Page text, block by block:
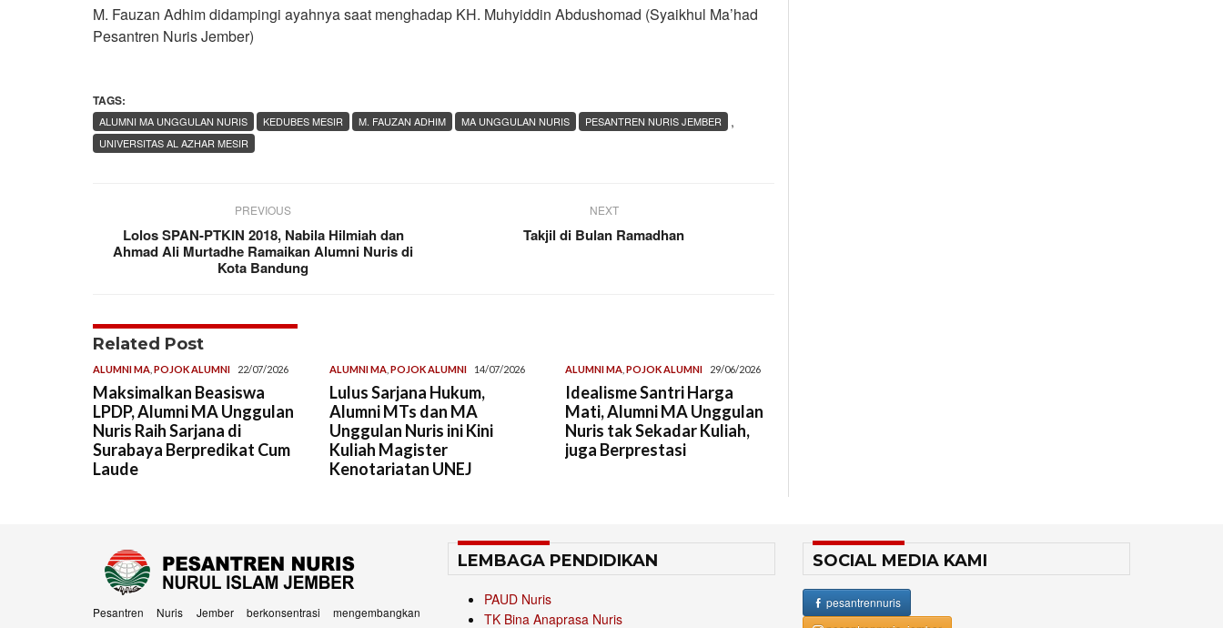
M. Fauzan Adhim didampingi ayahnya saat menghadap KH. Muhyiddin Abdushomad (Syaikhul Ma’had
Pesantren Nuris Jember)
TAGS:
,
ALUMNI MA UNGGULAN NURIS KEDUBES MESIR M. FAUZAN ADHIM MA UNGGULAN NURIS
PESANTREN NURIS JEMBER
UNIVERSITAS AL AZHAR MESIR
PREVIOUS
Lolos SPAN-PTKIN 2018, Nabila Hilmiah dan
Ahmad Ali Murtadhe Ramaikan Alumni Nuris di
Kota Bandung
NEXT
Takjil di Bulan Ramadhan
Related Post
ALUMNI MA POJOK ALUMNI 22/07/2026
Maksimalkan Beasiswa
LPDP, Alumni MA Unggulan
Nuris Raih Sarjana di
Surabaya Berpredikat Cum
Laude
ALUMNI MA, POJOK ALUMNI 14/07/2026
Lulus Sarjana Hukum,
Alumni MTs dan MA
Unggulan Nuris ini Kini
Kuliah Magister
Kenotariatan UNEJ
ALUMNI MA ,POJOK ALUMNI 29/06/2026
Idealisme Santri Harga
Mati, Alumni MA Unggulan
Nuris tak Sekadar Kuliah,
juga Berprestasi
Pesantren Nuris Jember berkonsentrasi mengembangkan
LEMBAGA PENDIDIKAN
PAUD Nuris
TK Bina Anaprasa Nuris
SOCIAL MEDIA KAMI
pesantrennuris